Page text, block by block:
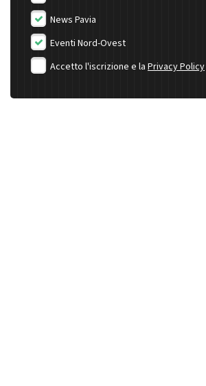
News Pavia
Eventi Nord-Ovest
Accetto l'iscrizione e la Privacy Policy